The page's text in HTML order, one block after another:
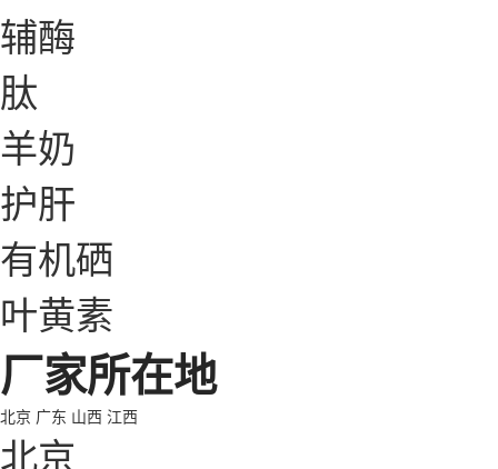
辅酶
肽
羊奶
护肝
有机硒
叶黄素
厂家所在地
北京 广东 山西 江西
北京